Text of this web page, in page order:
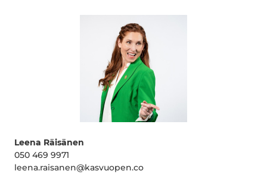
Leena Räisänen
050 469 9971
leena.raisanen@kasvuopen.co